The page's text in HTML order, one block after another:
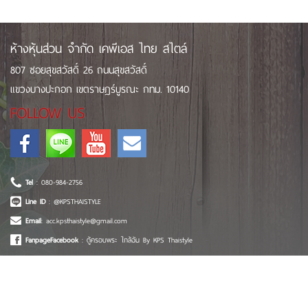
ห้างหุ้นส่วน จำกัด เคพีเอส ไทย สไตล์
807 ซอยสุขสวัสดิ์ 26 ถนนสุขสวัสดิ์
แขวงบางปะกอก เขตราษฎร์บูรณะ กทม. 10140
FOLLOW US
Tel: 080-984-2756
Line ID: @KPSTHAISTYLE
Email: acc.kpsthaistyle@gmail.com
FanpageFacebook : ตู้ครอบพระ ใกล้ฉัน By KPS Thaistyle